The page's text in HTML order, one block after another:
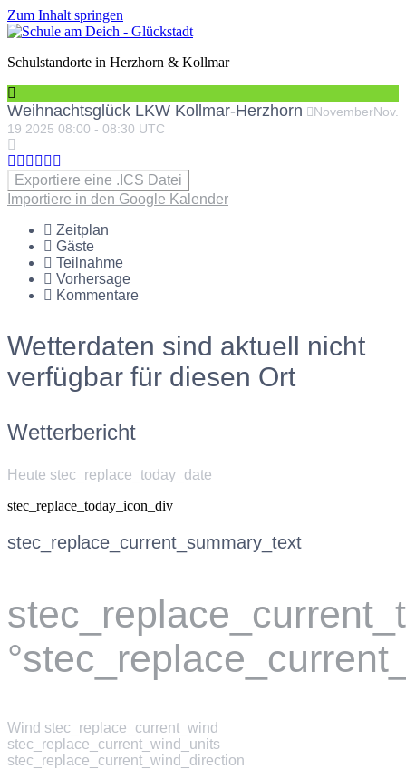
Zum Inhalt springen
Schulstandorte in Herzhorn & Kollmar
Weihnachtsglück LKW Kollmar-Herzhorn NovemberNov.
19 2025 08:00 - 08:30 UTC
Exportiere eine .ICS Datei
Importiere in den Google Kalender
Zeitplan
Gäste
Teilnahme
Vorhersage
Kommentare
Wetterdaten sind aktuell nicht
verfügbar für diesen Ort
Wetterbericht
Heute stec_replace_today_date
stec_replace_today_icon_div
stec_replace_current_summary_text
Wind stec_replace_current_wind
stec_replace_current_wind_units
stec_replace_current_wind_direction